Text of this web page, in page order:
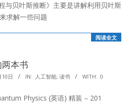
与贝叶斯推断》主要是讲解利用贝叶斯
求解一些问题
阅读全文
本书
10日 IN: 人工智能, 读书 WITH: 0
Physics (英语) 精装 – 201